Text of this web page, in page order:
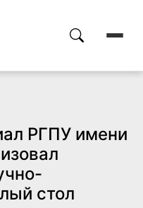
РГПУ имени
стол